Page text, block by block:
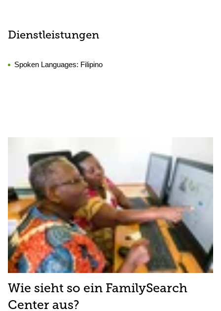
Dienstleistungen
Spoken Languages: Filipino
Wie sieht so ein FamilySearch
Center aus?